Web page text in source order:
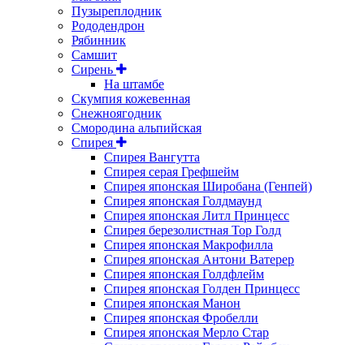
Пузыреплодник
Рододендрон
Рябинник
Самшит
Сирень
На штамбе
Скумпия кожевенная
Снежноягодник
Смородина альпийская
Спирея
Спирея Вангутта
Спирея серая Грефшейм
Спирея японская Широбана (Генпей)
Спирея японская Голдмаунд
Спирея японская Литл Принцесс
Спирея березолистная Тор Голд
Спирея японская Макрофилла
Спирея японская Антони Ватерер
Спирея японская Голдфлейм
Спирея японская Голден Принцесс
Спирея японская Манон
Спирея японская Фробелли
Спирея японская Мерло Стар